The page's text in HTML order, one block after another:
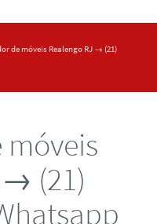
de móveis Realengo RJ → (21)
→ (21)